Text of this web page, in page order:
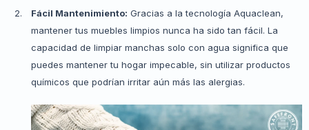
Fácil Mantenimiento: Gracias a la tecnología Aquaclean,
mantener tus muebles limpios nunca ha sido tan fácil. La
capacidad de limpiar manchas solo con agua significa que
puedes mantener tu hogar impecable, sin utilizar productos
químicos que podrían irritar aún más las alergias.